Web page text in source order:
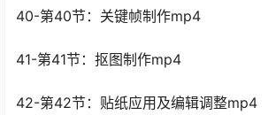
40-第40节：关键帧制作mp4
41-第41节：抠图制作mp4
42-第42节：贴纸应用及编辑调整mp4